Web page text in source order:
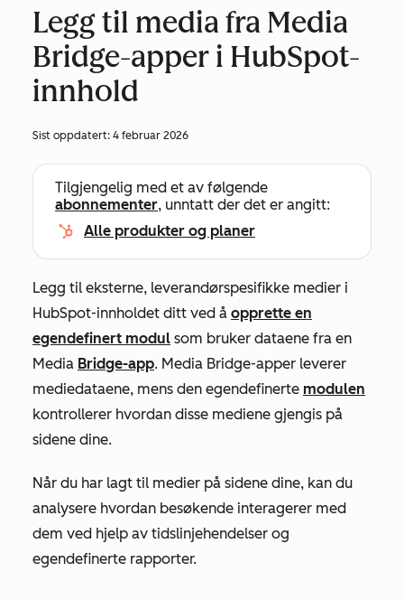
Legg til media fra Media
Bridge-apper i HubSpot-
innhold
Sist oppdatert: 4 februar 2026
Tilgjengelig med et av følgende
abonnementer, unntatt der det er angitt:
Alle produkter og planer
Legg til eksterne, leverandørspesifikke medier i
HubSpot-innholdet ditt ved å opprette en
egendefinert modul som bruker dataene fra en
Media Bridge-app. Media Bridge-apper leverer
mediedataene, mens den egendefinerte modulen
kontrollerer hvordan disse mediene gjengis på
sidene dine.
Når du har lagt til medier på sidene dine, kan du
analysere hvordan besøkende interagerer med
dem ved hjelp av tidslinjehendelser og
egendefinerte rapporter.